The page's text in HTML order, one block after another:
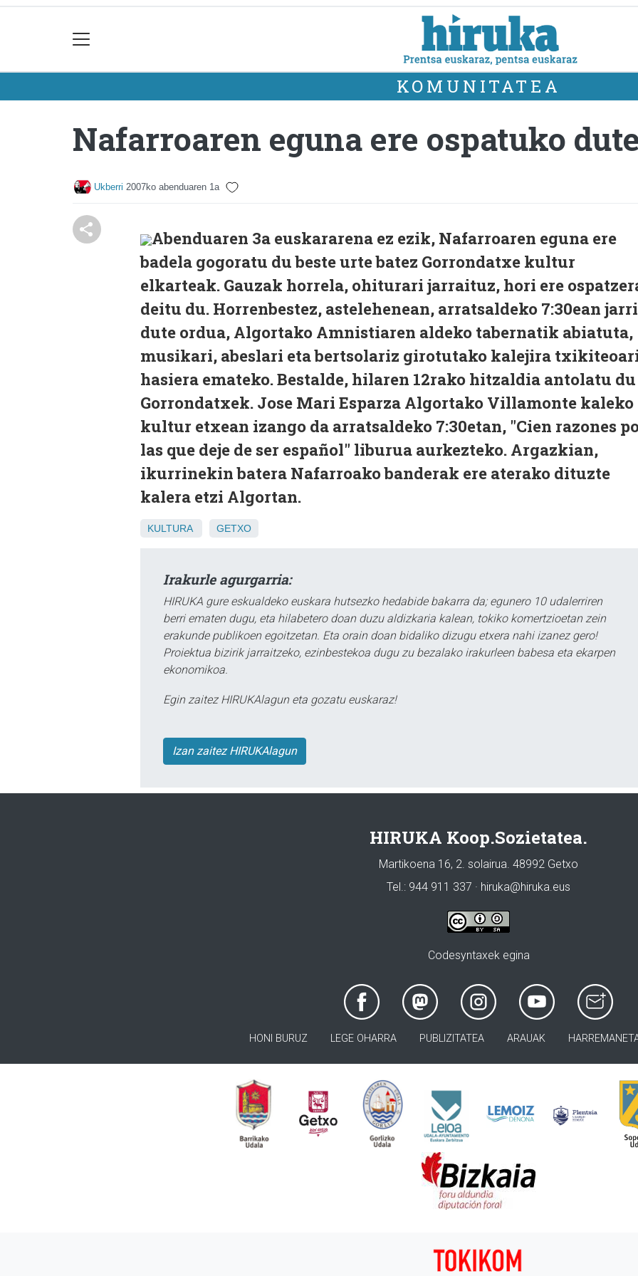
KOMUNITATEA
Nafarroaren eguna ere ospatuko
Ukberri 2007ko abenduaren 1a
Abenduaren 3a euskararena ez ezik, Nafarroaren eguna ere
badela gogoratu du beste urte batez Gorrondatxe kultur
elkarteak. Gauzak horrela, ohiturari jarraituz, hori ere
deitu du. Horrenbestez, astelehenean, arratsaldeko 7:30ean jarri
dute ordua, Algortako Amnistiaren aldeko tabernatik abiatuta,
musikari, abeslari eta bertsolariz girotutako kalejira
hasiera emateko. Bestalde, hilaren 12rako hitzaldia antolatu du
Gorrondatxek. Jose Mari Esparza Algortako Villamonte kaleko
kultur etxean izango da arratsaldeko 7:30etan, "Cien razones
las que deje de ser español" liburua aurkezteko. Argazkian,
ikurrinekin batera Nafarroako banderak ere aterako dituzte
kalera etzi Algortan.
KULTURA GETXO
Irakurle agurgarria:
HIRUKA gure eskualdeko euskara hutsezko hedabide bakarra da; egunero 10 udalerriren
berri ematen dugu, eta hilabetero doan duzu aldizkaria kalean, tokiko komertzioetan zein
erakunde publikoen egoitzetan. Eta orain doan bidaliko dizugu etxera nahi izanez gero!
Proiektua bizirik jarraitzeko, ezinbestekoa dugu zu bezalako irakurleen babesa eta ekarpen
ekonomikoa.
Egin zaitez HIRUKAlagun eta gozatu euskaraz!
Izan zaitez HIRUKAlagun
HIRUKA Koop.Sozietatea.
Martikoena 16, 2. solairua. 48992 Getxo
Tel.: 944 911 337 · hiruka@hiruka.eus
Codesyntaxek egina
HONI BURUZ LEGE OHARRA PUBLIZITATEA ARAUAK